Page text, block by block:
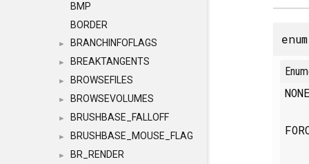
BMP
BORDER
► BRANCHINFOFLAGS
► BREAKTANGENTS
► BROWSEFILES
► BROWSEVOLUMES
► BRUSHBASE_FALLOFF
► BRUSHBASE_MOUSE_FLAG
► BR_RENDER